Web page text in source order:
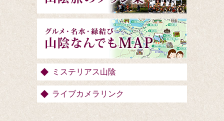
ミステリアス山陰
ライブカメラリンク